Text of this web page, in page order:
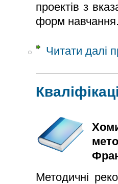
проектів з
форм
Читати далі
Методичні